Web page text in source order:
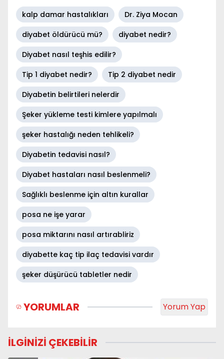
kalp damar hastalıkları
Dr. Ziya Mocan
diyabet öldürücü mü?
diyabet nedir?
Diyabet nasıl teşhis edilir?
Tip 1 diyabet nedir?
Tip 2 diyabet nedir
Diyabetin belirtileri nelerdir
Şeker yükleme testi kimlere yapılmalı
şeker hastalığı neden tehlikeli?
Diyabetin tedavisi nasıl?
Diyabet hastaları nasıl beslenmeli?
Sağlıklı beslenme için altın kurallar
posa ne işe yarar
posa miktarını nasıl artırabliriz
diyabette kaç tip ilaç tedavisi vardır
şeker düşürücü tabletler nedir
YORUMLAR Yorum Yap
İLGİNİZİ ÇEKEBİLİR